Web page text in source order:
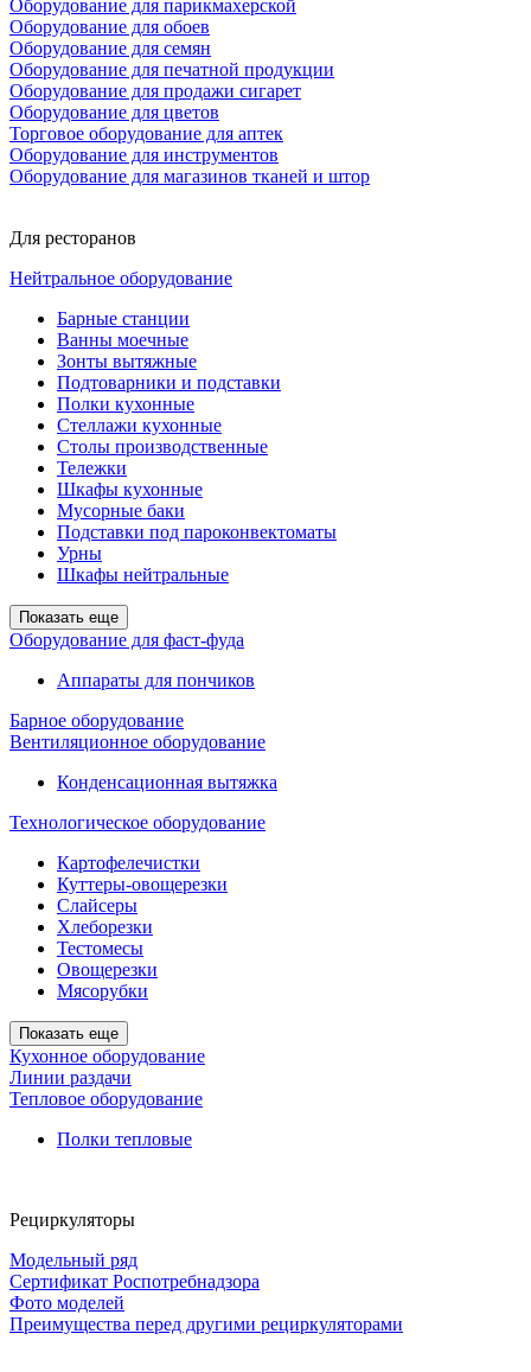
Оборудование для парикмахерской
Оборудование для обоев
Оборудование для семян
Оборудование для печатной продукции
Оборудование для продажи сигарет
Оборудование для цветов
Торговое оборудование для аптек
Оборудование для инструментов
Оборудование для магазинов тканей и штор
Для ресторанов
Нейтральное оборудование
Барные станции
Ванны моечные
Зонты вытяжные
Подтоварники и подставки
Полки кухонные
Стеллажи кухонные
Столы производственные
Тележки
Шкафы кухонные
Мусорные баки
Подставки под пароконвектоматы
Урны
Шкафы нейтральные
Показать еще
Оборудование для фаст-фуда
Аппараты для пончиков
Барное оборудование
Вентиляционное оборудование
Конденсационная вытяжка
Технологическое оборудование
Картофелечистки
Куттеры-овощерезки
Слайсеры
Хлеборезки
Тестомесы
Овощерезки
Мясорубки
Показать еще
Кухонное оборудование
Линии раздачи
Тепловое оборудование
Полки тепловые
Рециркуляторы
Модельный ряд
Сертификат Роспотребнадзора
Фото моделей
Преимущества перед другими рециркуляторами